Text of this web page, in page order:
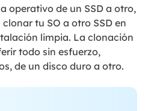
operativo de un SSD a otro,
tu SO a otro SSD en
limpia. La clonación
todo sin esfuerzo,
de un disco duro a otro.